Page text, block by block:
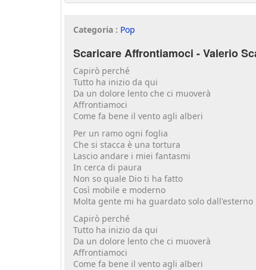
Categoria : Pop
Scaricare Affrontiamoci - Valerio
Capirò perché
Tutto ha inizio da qui
Da un dolore lento che ci muoverà
Affrontiamoci
Come fa bene il vento agli alberi
Per un ramo ogni foglia
Che si stacca è una tortura
Lascio andare i miei fantasmi
In cerca di paura
Non so quale Dio ti ha fatto
Così mobile e moderno
Molta gente mi ha guardato solo dall'esterno
Capirò perché
Tutto ha inizio da qui
Da un dolore lento che ci muoverà
Affrontiamoci
Come fa bene il vento agli alberi